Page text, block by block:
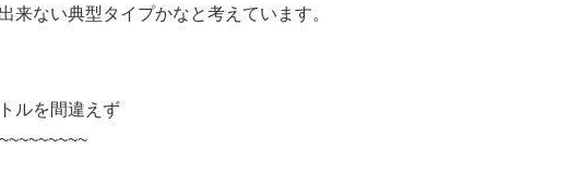
来ない典型タイプかなと考えています。
ルを間違えず